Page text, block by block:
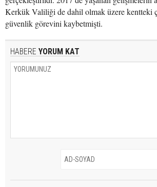
Kerkük Valiliği de dahil olmak üzere kentteki
güvenlik görevini kaybetmişti.
HABERE YORUM KAT